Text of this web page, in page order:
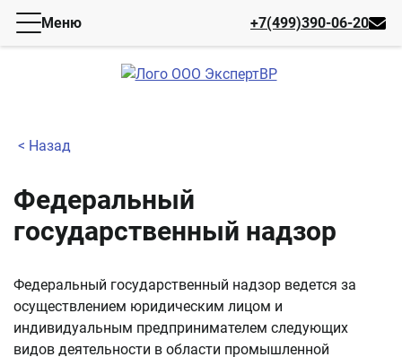
Меню +7(499)390-06-20
< Назад
Федеральный
государственный надзор
Федеральный государственный надзор ведется за
осуществлением юридическим лицом и
индивидуальным предпринимателем следующих
видов деятельности в области промышленной